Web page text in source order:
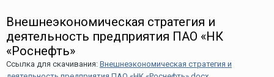
Внешнеэкономическая стратегия и
деятельность предприятия ПАО «НК
«Роснефть»
Ссылка для скачивания: Внешнеэкономическая стратегия и